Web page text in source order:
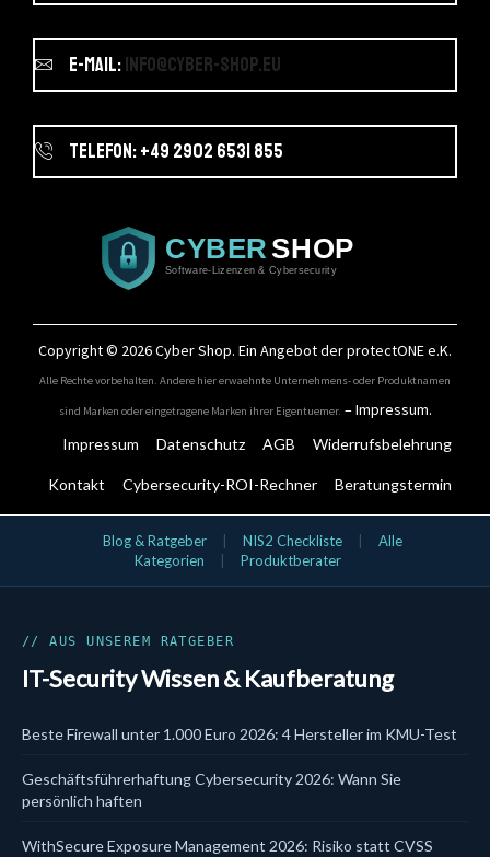
E-Mail:info@cyber-shop.eu
Telefon: +49 2902 6531 855
Copyright © 2026Cyber Shop. Ein Angebot der protectONE e.K.
Alle Rechte vorbehalten. Andere hier erwaehnte Unternehmens- oder Produktnamen
sind Marken oder eingetragene Marken ihrer Eigentuemer. –Impressum.
Impressum Datenschutz AGB Widerrufsbelehrung
Kontakt Cybersecurity-ROI-Rechner Beratungstermin
IT-Security Kategorien
Bundles
Data Security
DSGVO & KI
Endpoint Security
Firewalls
Hersteller
Incident Response
Blog & Ratgeber NIS2 Checkliste
Alle
Kategorien
Produktberater
// AUS UNSEREM RATGEBER
IT-Security Wissen & Kaufberatung
Beste Firewall unter 1.000 Euro 2026: 4 Hersteller im KMU-Test
Geschäftsführerhaftung Cybersecurity 2026: Wann Sie
persönlich haften
WithSecure Exposure Management 2026: Risiko statt CVSS